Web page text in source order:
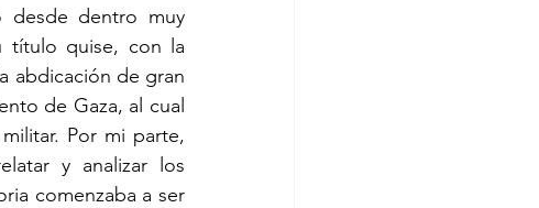
desde dentro muy
título quise, con la
abdicación de gran
de Gaza, al cual
Por mi parte,
y analizar los
comenzaba a ser